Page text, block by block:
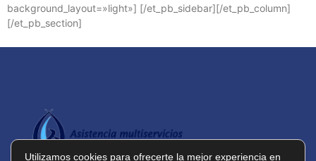
background_layout=»light»] [/et_pb_sidebar][/et_pb_column]
[/et_pb_section]
Utilizamos cookies para ofrecerte la mejor experiencia en